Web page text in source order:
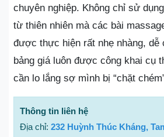
chuyên nghiệp. Không chỉ sử
từ thiên nhiên mà các bài
được thực hiện rất nhẹ nhàng, dễ
bảng giá luôn được công khai cụ
cần lo lắng sợ mình bị “chặt
Thông tin liên hệ
Địa chỉ: 232 Huỳnh Thúc Kháng,